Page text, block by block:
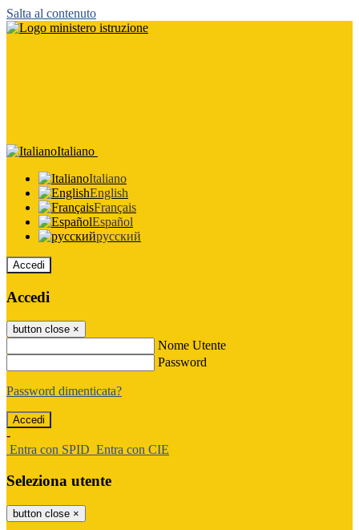
Salta al contenuto
Italiano
Italiano
English
Français
Español
русский
Accedi
Accedi
button close ×
Nome Utente
Password
Password dimenticata?
-
Entra con SPID Entra con CIE
Seleziona utente
button close ×